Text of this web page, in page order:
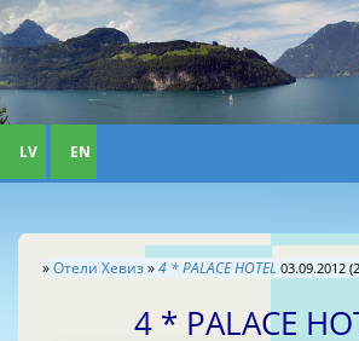
LV EN
»Отели Хевиз»4 * PALACE HOTEL 03.09.2012
4 * PALACE